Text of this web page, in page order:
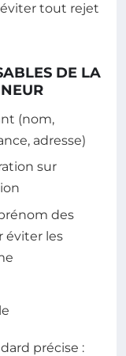
tout rejet
DE LA
(nom,
adresse)
sur
des
éviter les
précise :